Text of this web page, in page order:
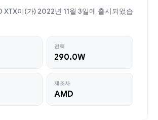
XTX이(가) 2022년 11월 3일에 출시되었습
전력
290.0W
제조사
AMD